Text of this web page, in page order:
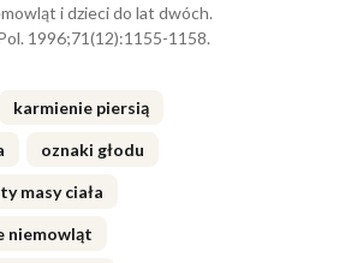
i dzieci do lat dwóch.
1996;71(12):1155-1158.
karmienie piersią
oznaki głodu
masy ciała
niemowląt